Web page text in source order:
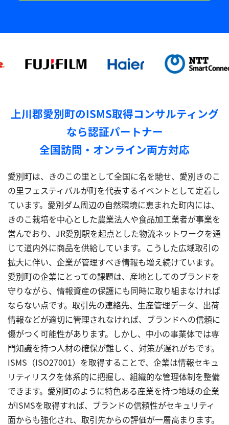
上川郡愛別町のISMS取得コンサルティング
なら認証パートナー
全国訪問・オンライン両方対応
愛別町は、きのこの里として全国に名を馳せ、愛別きのこ
の里フェスティバルが町を代表するイベントとして定着し
ています。愛別ダム周辺の自然環境に恵まれた町内には、
きのこ栽培を中心とした農業法人や食品加工業者が事業を
営んでおり、JR愛別駅を起点とした物流ネットワークを通
じて道内外に商品を供給しています。こうした広域取引の
拡大に伴い、企業が管理すべき情報も増え続けています。
愛別町の企業にとっての課題は、産地としてのブランドを
守りながら、情報資産の保護にも同時に取り組まなければ
ならない点です。取引先の連絡先、生産管理データ、出荷
情報などが適切に管理されなければ、ブランドへの信頼に
傷がつく可能性があります。しかし、中小の事業体では専
門知識を持つ人材の確保が難しく、対策が遅れがちです。
ISMS（ISO27001）を取得することで、企業は情報セキュ
リティリスクを体系的に把握し、組織的な管理体制を整備
できます。愛別町のように特色ある産業を持つ地域の企業
がISMSを取得すれば、ブランドの信頼性がセキュリティ
面からも強化され、取引先からの評価が一層高まります。